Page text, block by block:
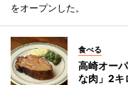
をオープンした。
食べる
高崎オー
な肉」2キ